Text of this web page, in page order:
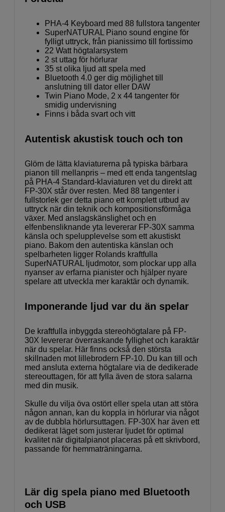
PHA-4 Keyboard med 88 fullstora tangenter
SuperNATURAL Piano sound engine för
fylligt uttryck, från pianissimo till fortissimo
22 Watt högtalarsystem
2 st uttag för hörlurar
35 st olika ljud att spela med
Bluetooth 4.0 ger dig möjlighet till
anslutning till dator eller DAW
Twin Piano Mode, 2 x 44 tangenter för
smidig undervisning
Finns i båda svart och vitt
Autentisk akustisk touch och ton
Glöm de lätta klaviaturerna på typiska bärbara
pianon till mellanpris – med ett enda tangentslag
på PHA-4 Standard-klaviaturen vet du direkt att
FP-30X står över resten. Med 88 tangenter i
fullstorlek ger detta piano ett komplett utbud av
uttryck när din teknik och kompositionsförmåga
växer. Med anslagskänslighet och en
elfenbensliknande yta levererar FP-30X samma
känsla och spelupplevelse som ett akustiskt
piano. Bakom den autentiska känslan och
spelbarheten ligger Rolands kraftfulla
SuperNATURAL ljudmotor, som plockar upp alla
nyanser av erfarna pianister och hjälper nyare
spelare att utveckla mer karaktär och dynamik.
Imponerande ljud var du än spelar
De kraftfulla inbyggda stereohögtalare på FP-
30X levererar överraskande fyllighet och karaktär
när du spelar. Här finns också den största
skillnaden mot lillebrodern FP-10. Du kan till och
med ansluta externa högtalare via de dedikerade
stereouttagen, för att fylla även de stora salarna
med din musik.
Skulle du vilja öva ostört eller spela utan att störa
någon annan, kan du koppla in hörlurar via något
av de dubbla hörlursuttagen. FP-30X har även ett
dedikerat läget som justerar ljudet för optimal
kvalitet när digitalpianot placeras på ett skrivbord,
passande för hemmaträningarna.
Lär dig spela piano med Bluetooth
och USB